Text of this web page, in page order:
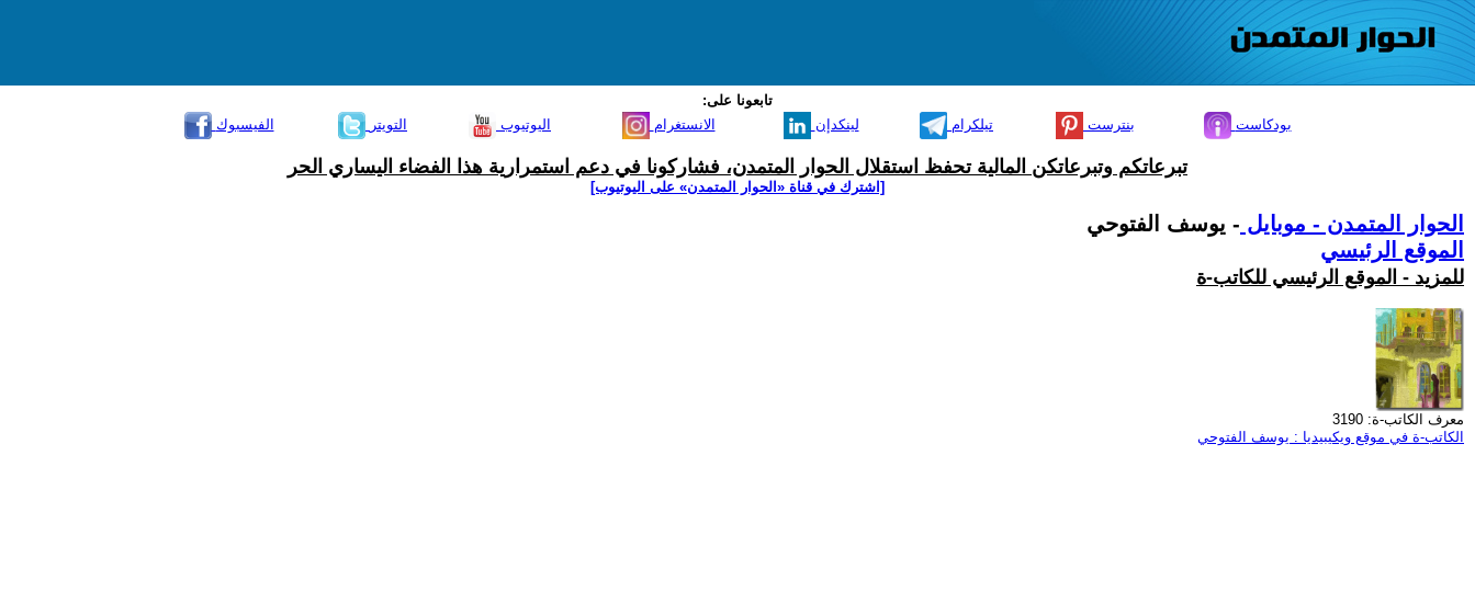
تابعونا على:
الفيسبوك
التويتر اليوتيوب الانستغرام لينكدإن تيلكرام بنترست بودكاست
تبرعاتكم وتبرعاتكن المالية تحفظ استقلال الحوار المتمدن، فشاركونا في دعم استمرارية هذا الفضاء اليساري الحر
[اشترك في قناة ‫«الحوار المتمدن» على اليوتيوب]
الحوار المتمدن - موبايل - يوسف الفتوحي
الموقع الرئيسي
للمزيد - الموقع الرئيسي للكاتب-ة
معرف الكاتب-ة: 3190
الكاتب-ة في موقع ويكيبيديا : يوسف الفتوحي